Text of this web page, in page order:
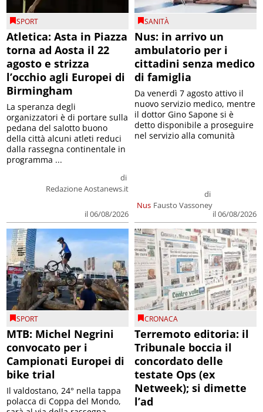
SPORT
Atletica: Asta in Piazza
torna ad Aosta il 22
agosto e strizza
l’occhio agli Europei di
Birmingham
di
Redazione Aostanews.it
il 06/08/2026
La speranza degli
organizzatori è di portare sulla
pedana del salotto buono
della città alcuni atleti reduci
dalla rassegna continentale in
programma ...
SANITÀ
Nus: in arrivo un
ambulatorio per i
cittadini senza medico
di famiglia
Nus
di
Fausto Vassoney
il 06/08/2026
Da venerdì 7 agosto attivo il
nuovo servizio medico, mentre
il dottor Gino Sapone si è
detto disponibile a proseguire
nel servizio alla comunità
SPORT
MTB: Michel Negrini
convocato per i
Campionati Europei di
bike trial
Il valdostano, 24° nella tappa
polacca di Coppa del Mondo,
CRONACA
Terremoto editoria: il
Tribunale boccia il
concordato delle
testate Ops (ex
Netweek); si dimette
l’ad